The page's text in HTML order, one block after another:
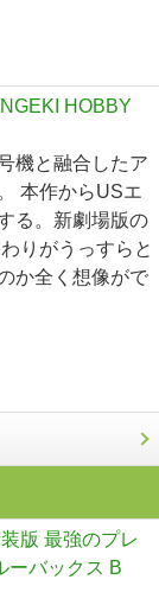
HOBBY
機と融合したア
本作からUSエ
る。新劇場版の
りがうっすらと
か全く想像がで
版 最強のプレ
ーバックス B